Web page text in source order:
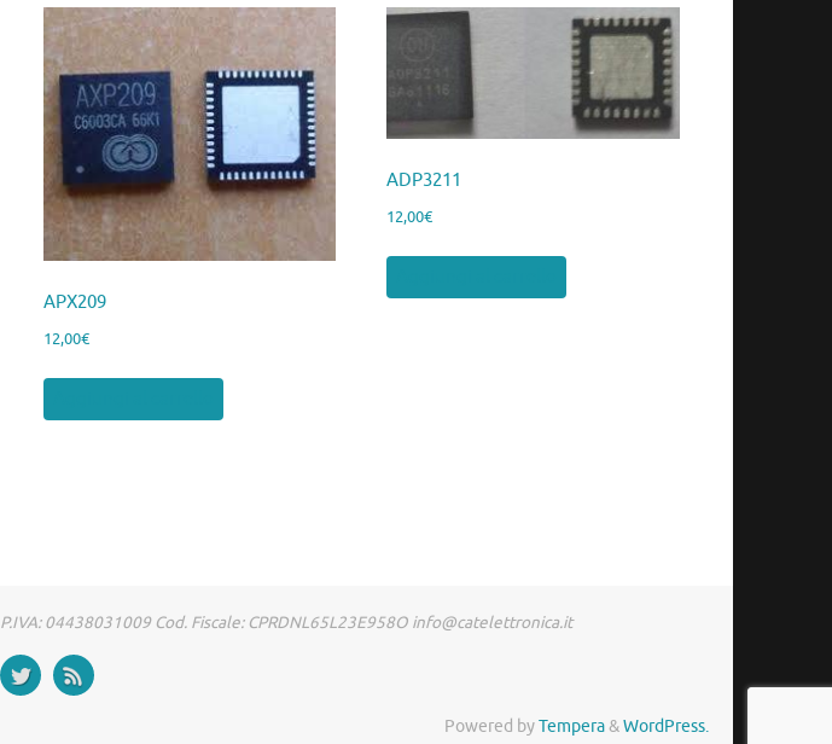
APX209
12,00€
ADP3211
12,00€
04438031009 Cod. Fiscale: CPRDNL65L23E958O info@catelettronica.it
Powered byTempera&WordPress.